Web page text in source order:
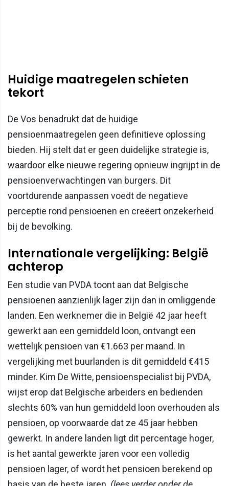
Huidige maatregelen schieten
tekort
De Vos benadrukt dat de huidige
pensioenmaatregelen geen definitieve oplossing
bieden. Hij stelt dat er geen duidelijke strategie is,
waardoor elke nieuwe regering opnieuw ingrijpt in de
pensioenverwachtingen van burgers. Dit
voortdurende aanpassen voedt de negatieve
perceptie rond pensioenen en creëert onzekerheid
bij de bevolking.
Internationale vergelijking: België
achterop
Een studie van PVDA toont aan dat Belgische
pensioenen aanzienlijk lager zijn dan in omliggende
landen. Een werknemer die in België 42 jaar heeft
gewerkt aan een gemiddeld loon, ontvangt een
wettelijk pensioen van €1.663 per maand. In
vergelijking met buurlanden is dit gemiddeld €415
minder. Kim De Witte, pensioenspecialist bij PVDA,
wijst erop dat Belgische arbeiders en bedienden
slechts 60% van hun gemiddeld loon overhouden als
pensioen, op voorwaarde dat ze 45 jaar hebben
gewerkt. In andere landen ligt dit percentage hoger,
is het aantal gewerkte jaren voor een volledig
pensioen lager, of wordt het pensioen berekend op